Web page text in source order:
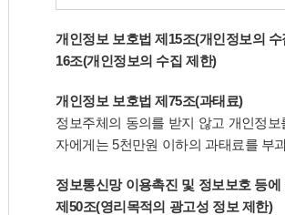
개인정보 보호법 제15조(개인정보의 수
16조(개인정보의 수집 제한)
개인정보 보호법 제75조(과태료)
정보주체의 동의를 받지 않고 개인정보
자에게는 5천만원 이하의 과태료를 부
정보통신망 이용촉진 및 정보보호 등에
제50조(영리목적의 광고성 정보 제한)